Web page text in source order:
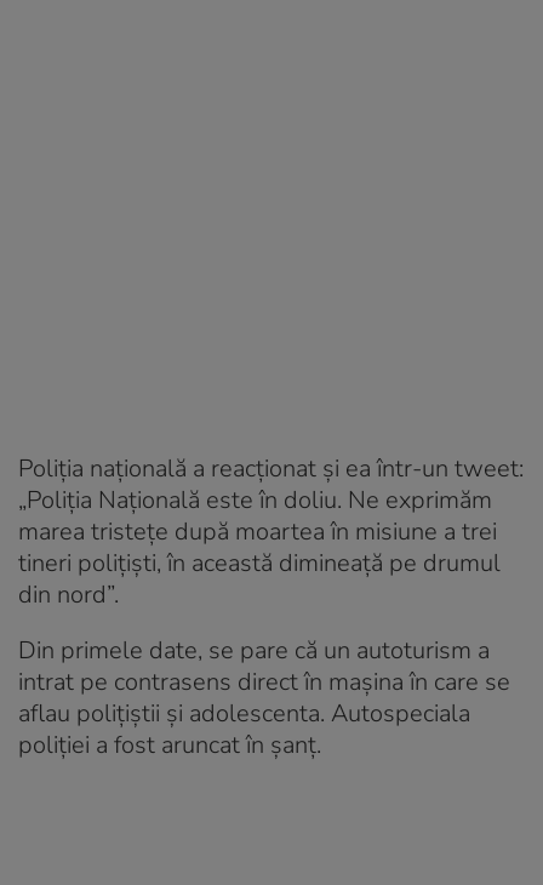
Poliția națională a reacționat și ea într-un tweet:
„Poliția Națională este în doliu. Ne exprimăm
marea tristețe după moartea în misiune a trei
tineri polițiști, în această dimineață pe drumul
din nord”.
Din primele date, se pare că un autoturism a
intrat pe contrasens direct în mașina în care se
aflau polițiștii și adolescenta. Autospeciala
poliției a fost aruncat în șanț.